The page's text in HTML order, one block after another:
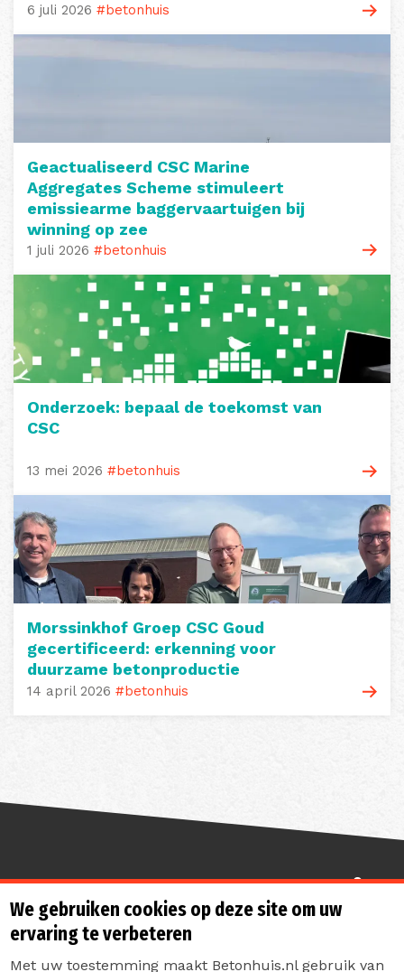
6 juli 2026 #betonhuis
Geactualiseerd CSC Marine
Aggregates Scheme stimuleert
emissiearme baggervaartuigen bij
winning op zee
1 juli 2026 #betonhuis
Onderzoek: bepaal de toekomst van
CSC
13 mei 2026 #betonhuis
Morssinkhof Groep CSC Goud
gecertificeerd: erkenning voor
duurzame betonproductie
14 april 2026 #betonhuis
Sterk de toekomst in
We gebruiken cookies op deze site om uw
ervaring te verbeteren
Met uw toestemming maakt Betonhuis.nl gebruik van